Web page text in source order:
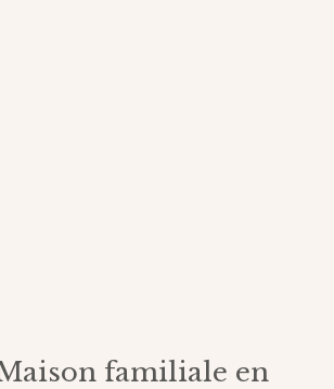
familiale en